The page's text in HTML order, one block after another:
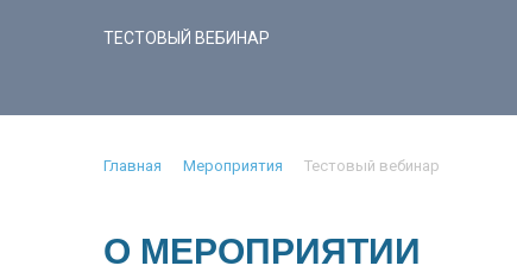
ТЕСТОВЫЙ ВЕБИНАР
Главная Мероприятия Тестовый вебинар
О МЕРОПРИЯТИИ